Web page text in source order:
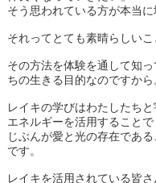
そう思われている方が本当
それってとても素晴らしいこ
その方法を体験を通して知
ちの生きる目的なのですから
レイキの学びはわたしたち
エネルギーを活用することで
じぶんが愛と光の存在であ
です。
レイキを活用されている皆